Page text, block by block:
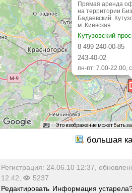
Прямая аренда
на территории
Бадаевский.
м. Киевская
Кутузовский
8 499 240-00-85
243-40-02
пн-пт: 7.00-22.00,
Это изображение может быть
Регистрация: 24.06.10 12:37,
12:42,
5237
Редактировать Информация